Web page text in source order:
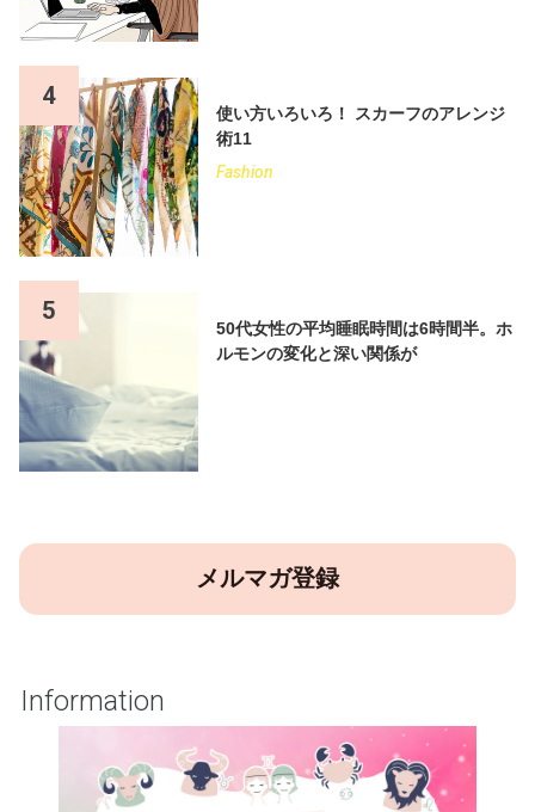
4
使い方いろいろ！ スカーフのアレンジ
術11
Fashion
5
50代女性の平均睡眠時間は6時間半。ホ
ルモンの変化と深い関係が
メルマガ登録
Information